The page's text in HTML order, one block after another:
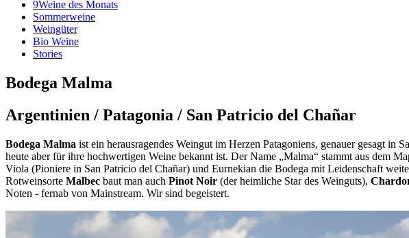
9Weine des Monats
Sommerweine
Weingüter
Bio Weine
Stories
Bodega Malma
Argentinien / Patagonia / San Patricio del Chañar
Bodega Malma ist ein herausragendes Weingut im Herzen Patagoniens, genauer gesagt
heute aber für ihre hochwertigen Weine bekannt ist. Der Name „Malma“ stammt aus dem
Viola (Pioniere in San Patricio del Chañar) und Eurnekian die Bodega mit Leidenschaft
Rotweinsorte Malbec baut man auch Pinot Noir (der heimliche Star des Weinguts),
Noten - fernab von Mainstream. Wir sind begeistert.